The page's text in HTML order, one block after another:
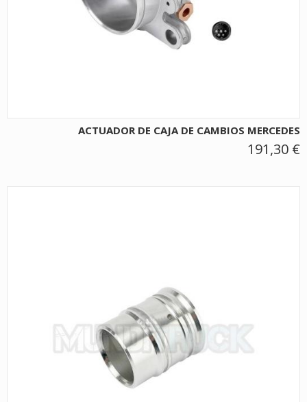
ACTUADOR DE CAJA DE CAMBIOS MERCEDES
191,30 €